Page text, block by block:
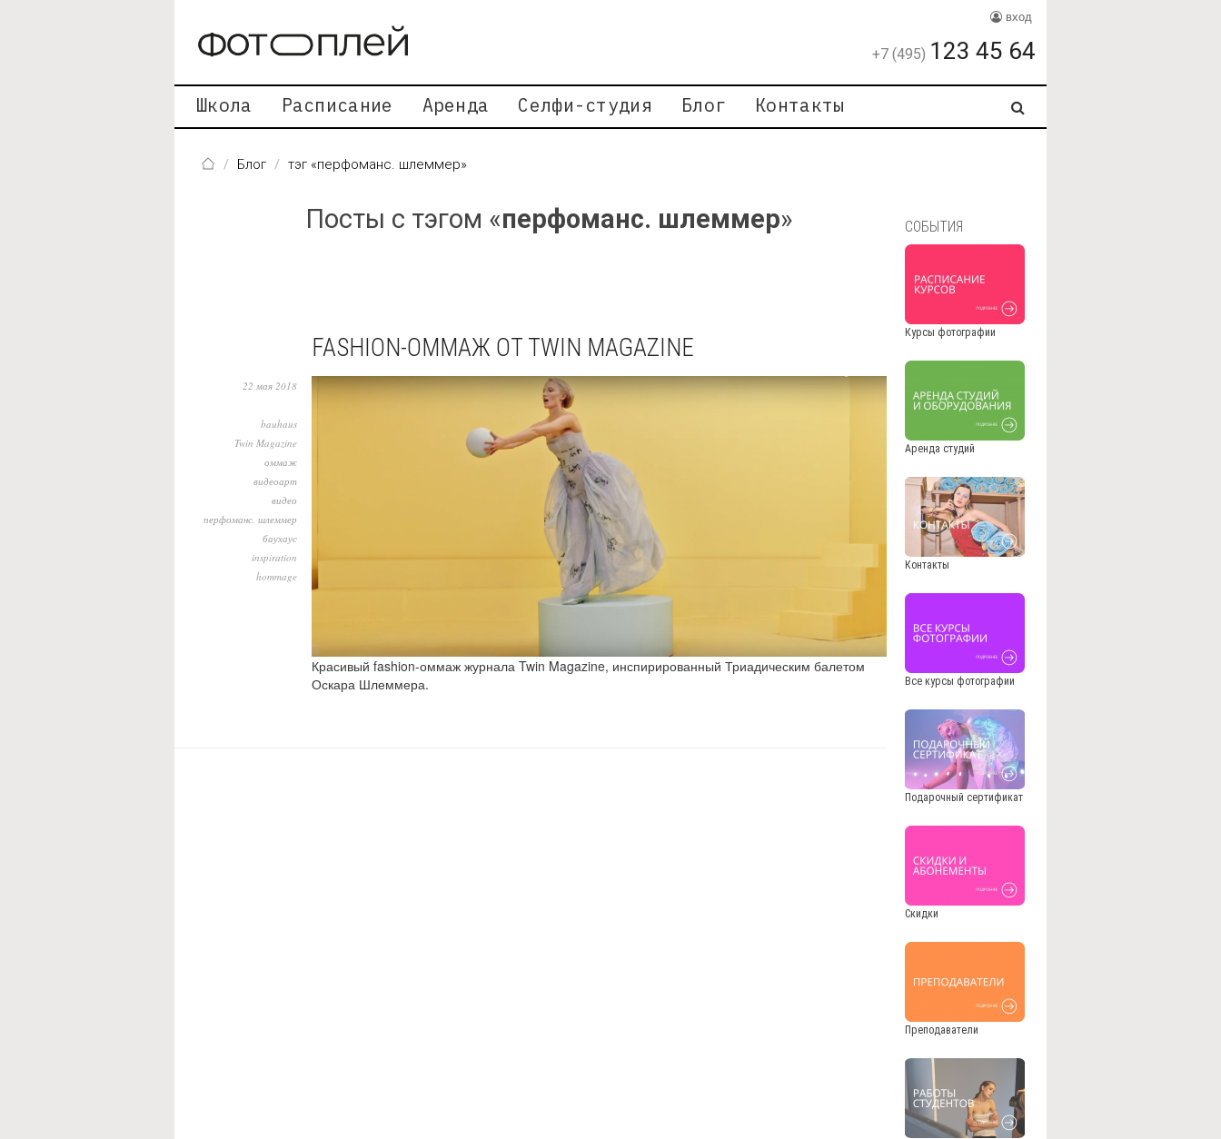
вход
+7 (495) 123 45 64
Школа Расписание Аренда Селфи-студия Блог Контакты
Блог тэг «перфоманс. шлеммер»
Посты с тэгом «перфоманс. шлеммер»
FASHION-ОММАЖ ОТ TWIN MAGAZINE
22 мая 2018
bauhaus
Twin Magazine
оммаж
видеоарт
видео
перфоманс. шлеммер
баухаус
inspiration
hommage
Красивый fashion-оммаж журнала Twin Magazine, инспирированный Триадическим балетом
Оскара Шлеммера.
СОБЫТИЯ
Курсы фотографии
Аренда студий
Контакты
Все курсы фотографии
Подарочный сертификат
Скидки
Преподаватели